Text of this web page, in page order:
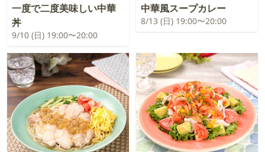
一度で二度美味しい中華
丼
9/10 (日) 19:00〜20:00
中華風スープカレー
8/13 (日) 19:00〜20:00